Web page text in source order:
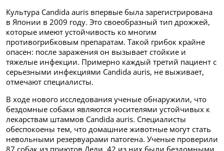
Культура Candida auris впервые была зарегистрирована
в Японии в 2009 году. Это своеобразный тип дрожжей,
которые имеют устойчивость ко многим
противогрибковым препаратам. Такой грибок крайне
опасен: после заражения он вызывает стойкие и
тяжелые инфекции. Примерно каждый третий пациент с
серьезными инфекциями Candida auris, не выживает,
отмечают специалисты.
В ходе нового исследования ученые обнаружили, что
бездомные собаки являются носителями устойчивых к
лекарствам штаммов Candida auris. Специалисты
обеспокоены тем, что домашние животные могут стать
невольными резервуарами патогена. Ученые проверили
87 собак из приютов Дели, 42 из них были бездомными